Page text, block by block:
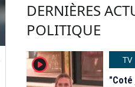
DERNIÈRES
POLITIQUE
player2
TV
"Coté